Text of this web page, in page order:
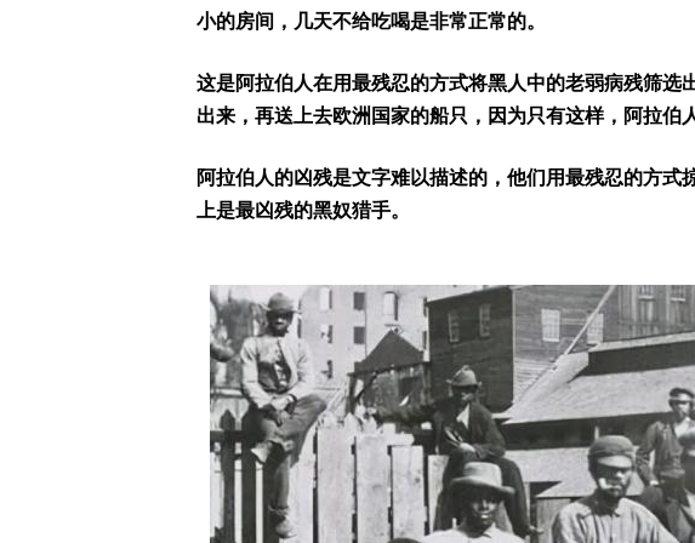
小的房间，几天不给吃喝是非常正常的。
这是阿拉伯人在用最残忍的方式将黑人中的老弱病残筛选
出来，再送上去欧洲国家的船只，因为只有这样，阿拉伯
阿拉伯人的凶残是文字难以描述的，他们用最残忍的方式
上是最凶残的黑奴猎手。